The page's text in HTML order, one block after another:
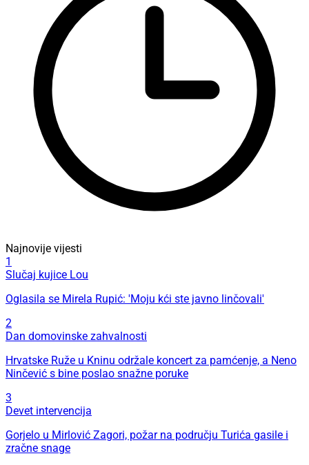
Najnovije vijesti
1
Slučaj kujice Lou
Oglasila se Mirela Rupić: 'Moju kći ste javno linčovali'
2
Dan domovinske zahvalnosti
Hrvatske Ruže u Kninu održale koncert za pamćenje, a Neno
Ninčević s bine poslao snažne poruke
3
Devet intervencija
Gorjelo u Mirlović Zagori, požar na području Turića gasile i
zračne snage